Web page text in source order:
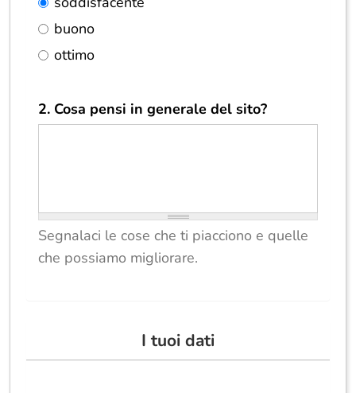
buono
ottimo
2. Cosa pensi in generale del sito?
Segnalaci le cose che ti piacciono e quelle
che possiamo migliorare.
I tuoi dati